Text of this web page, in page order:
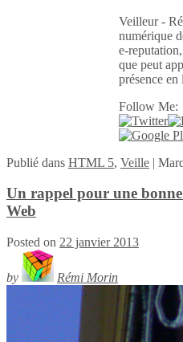
Veilleur -
numérique
e-
que peut
présence en
Follow Me:
Publié dans HTML 5, Veille |
Un rappel pour une
Web
Posted on 22 janvier 2013
by Rémi Morin